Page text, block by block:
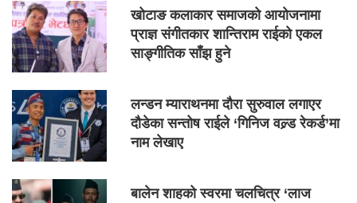
खोटाङ कलाकार समाजको आयोजनामा
प्राज्ञ संगीतकार शान्तिराम राईको एकल
साङ्गीतिक साँझ हुने
लन्डन म्याराथनमा दौरा सुरुवाल लगाएर
दौडेका सन्तोष राईले ‘गिनिज वल्र्ड रेकर्ड’मा
नाम लेखाए
बालेन शाहको स्वरमा चलचित्र ‘लाज